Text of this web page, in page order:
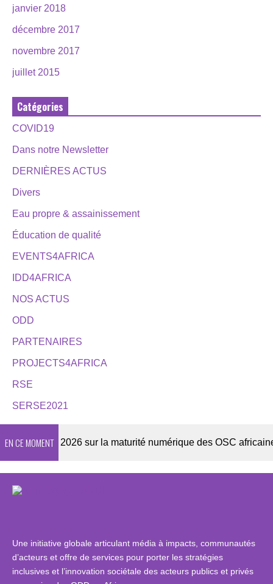
janvier 2018
décembre 2017
novembre 2017
juillet 2015
Catégories
COVID19
Dans notre Newsletter
DERNIÈRES ACTUS
Divers
Eau propre & assainissement
Éducation de qualité
EVENTS4AFRICA
IDD4AFRICA
NOS ACTUS
ODD
PARTENAIRES
PROJECTS4AFRICA
RSE
SERSE2021
EN CE MOMENT2026 sur la maturité numérique des OSC africaines
Une initiative globale articulant média à impacts, communautés
d’acteurs et offre de services pour porter les stratégies
inclusives et l’innovation sociétale des acteurs publics et privés